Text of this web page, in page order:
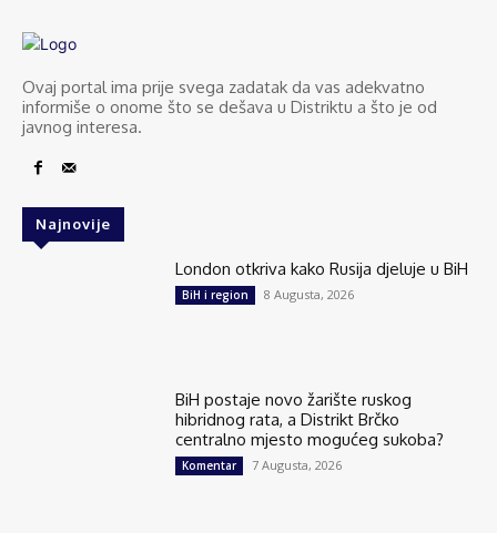
Ovaj portal ima prije svega zadatak da vas adekvatno
informiše o onome što se dešava u Distriktu a što je od
javnog interesa.
Najnovije
London otkriva kako Rusija djeluje u BiH
BiH i region 8 Augusta, 2026
BiH postaje novo žarište ruskog
hibridnog rata, a Distrikt Brčko
centralno mjesto mogućeg sukoba?
Komentar 7 Augusta, 2026